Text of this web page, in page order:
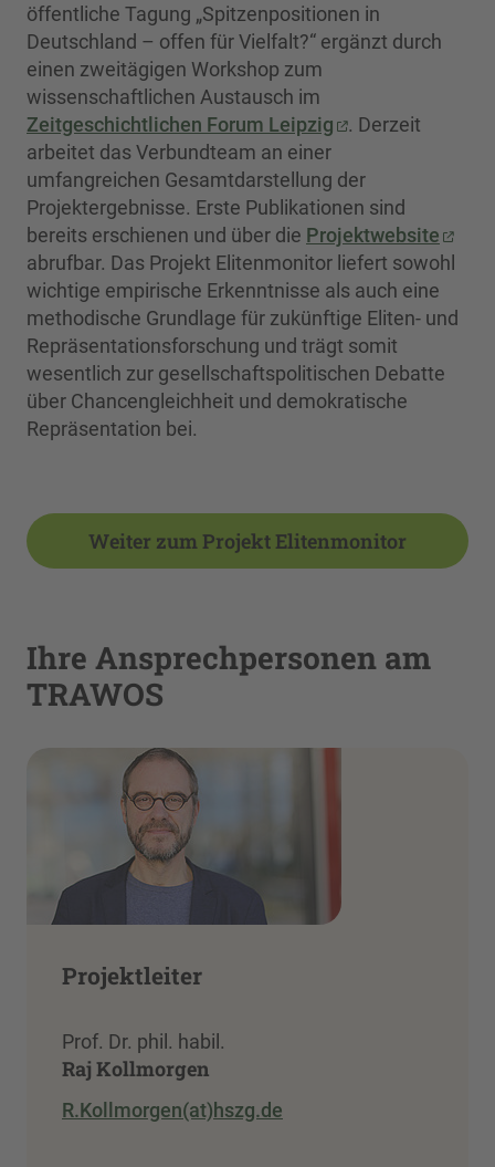
öffentliche Tagung „Spitzenpositionen in
Deutschland – offen für Vielfalt?“ ergänzt durch
einen zweitägigen Workshop zum
wissenschaftlichen Austausch im
Zeitgeschichtlichen Forum Leipzig
. Derzeit
arbeitet das Verbundteam an einer
umfangreichen Gesamtdarstellung der
Projektergebnisse. Erste Publikationen sind
bereits erschienen und über die Projektwebsite
abrufbar. Das Projekt Elitenmonitor liefert sowohl
wichtige empirische Erkenntnisse als auch eine
methodische Grundlage für zukünftige Eliten- und
Repräsentationsforschung und trägt somit
wesentlich zur gesellschaftspolitischen Debatte
über Chancengleichheit und demokratische
Repräsentation bei.
Weiter zum Projekt Elitenmonitor
Ihre Ansprechpersonen am
TRAWOS
Projektleiter
Prof. Dr. phil. habil.
Raj Kollmorgen
R.Kollmorgen(at)hszg.de